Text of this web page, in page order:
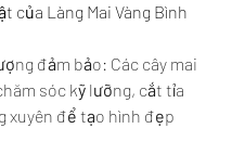
của Làng Mai Vàng Bình
đảm bảo: Các cây mai
sóc kỹ lưỡng, cắt tỉa
xuyên để tạo hình đẹp